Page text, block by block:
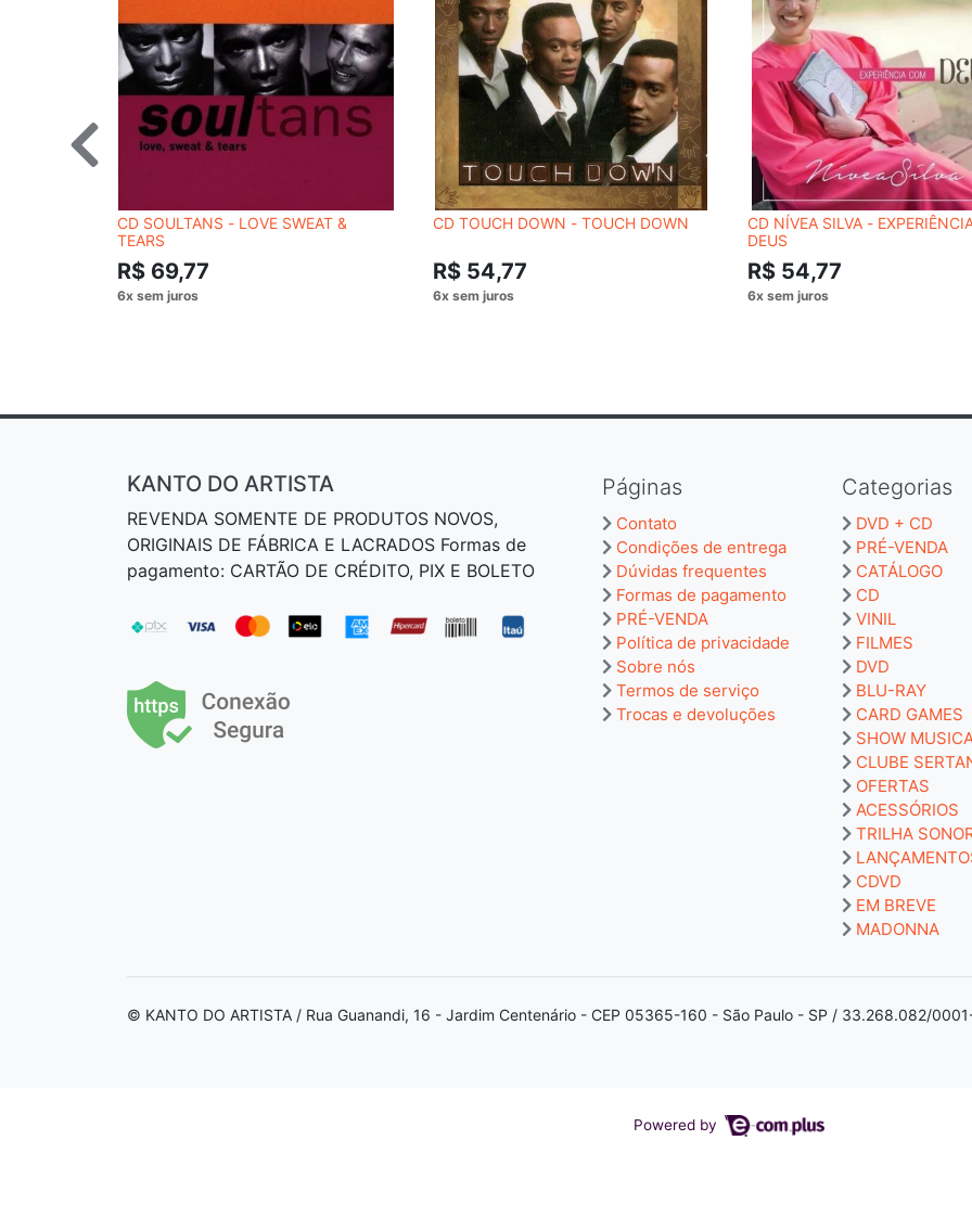
CD SOULTANS - LOVE SWEAT &
TEARS
R$ 69,77
CD TOUCH DOWN - TOUCH DOWN
R$ 54,77
CD NÍVEA SILVA -
DEUS
R$ 54,77
Páginas
Contato
Condições de entrega
Dúvidas frequentes
Formas de pagamento
PRÉ-VENDA
Política de privacidade
Sobre nós
Termos de serviço
Trocas e devoluções
Categorias
DVD + CD
PRÉ-VENDA
CATÁLOGO
CD
VINIL
FILMES
DVD
BLU-RAY
CARD GAMES
SHOW
CLUBE
OFERTAS
ACESSÓRIOS
TRILHA
CDVD
EM BREVE
MADONNA
KANTO DO ARTISTA
REVENDA SOMENTE DE PRODUTOS NOVOS,
ORIGINAIS DE FÁBRICA E LACRADOS Formas de
pagamento: CARTÃO DE CRÉDITO, PIX E BOLETO
© KANTO DO ARTISTA / Rua Guanandi, 16 - Jardim Centenário - CEP 05365-160 - São Paulo - SP / 33.268.082/
Powered by